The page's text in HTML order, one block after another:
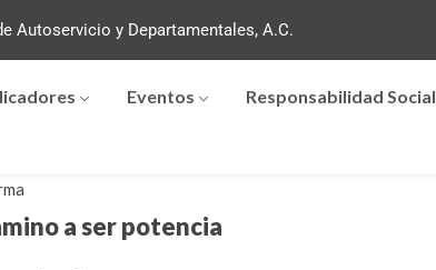
Autoservicio y Departamentales, A.C.
Eventos Responsabilidad Social
a ser potencia